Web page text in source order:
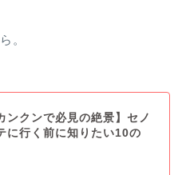
。
ンクンで必見の絶景】セノ
に行く前に知りたい10の